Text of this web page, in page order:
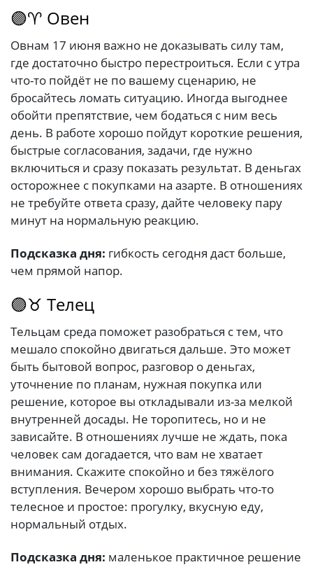
🟣♈ Овен
Овнам 17 июня важно не доказывать силу там,
где достаточно быстро перестроиться. Если с утра
что-то пойдёт не по вашему сценарию, не
бросайтесь ломать ситуацию. Иногда выгоднее
обойти препятствие, чем бодаться с ним весь
день. В работе хорошо пойдут короткие решения,
быстрые согласования, задачи, где нужно
включиться и сразу показать результат. В деньгах
осторожнее с покупками на азарте. В отношениях
не требуйте ответа сразу, дайте человеку пару
минут на нормальную реакцию.
Подсказка дня: гибкость сегодня даст больше,
чем прямой напор.
🟣♉ Телец
Тельцам среда поможет разобраться с тем, что
мешало спокойно двигаться дальше. Это может
быть бытовой вопрос, разговор о деньгах,
уточнение по планам, нужная покупка или
решение, которое вы откладывали из-за мелкой
внутренней досады. Не торопитесь, но и не
зависайте. В отношениях лучше не ждать, пока
человек сам догадается, что вам не хватает
внимания. Скажите спокойно и без тяжёлого
вступления. Вечером хорошо выбрать что-то
телесное и простое: прогулку, вкусную еду,
нормальный отдых.
Подсказка дня: маленькое практичное решение